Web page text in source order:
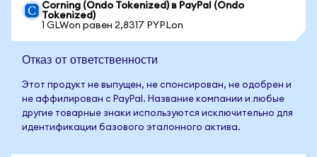
Corning (Ondo Tokenized) в PayPal (Ondo
Tokenized)
1 GLWon равен 2,8317 PYPLon
Отказ от ответственности
Этот продукт не выпущен, не спонсирован, не одобрен и
не аффилирован с PayPal. Название компании и любые
другие товарные знаки используются исключительно для
идентификации базового эталонного актива.